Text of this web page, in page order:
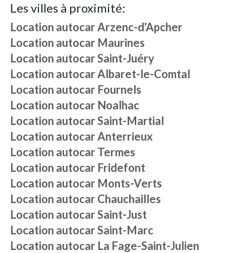
Les villes à proximité:
Location autocarArzenc-d'Apcher
Location autocar Maurines
Location autocarSaint-Juéry
Location autocarAlbaret-le-Comtal
Location autocar Fournels
Location autocar Noalhac
Location autocarSaint-Martial
Location autocarAnterrieux
Location autocarTermes
Location autocar Fridefont
Location autocar Monts-Verts
Location autocarChauchailles
Location autocarSaint-Just
Location autocarSaint-Marc
Location autocar La Fage-Saint-Julien